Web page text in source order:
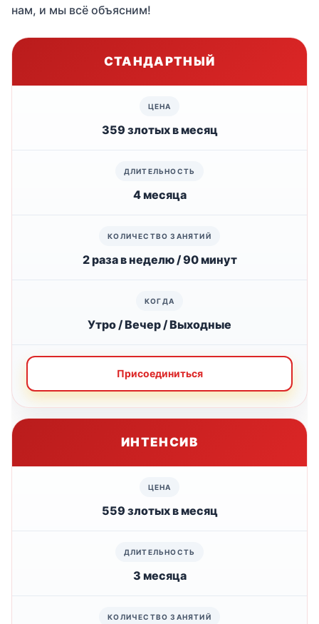
нам, и мы всё объясним!
СТАНДАРТНЫЙ
359 злотых в месяц
4 месяца
2 раза в неделю / 90 минут
Утро / Вечер / Выходные
Присоединиться
ИНТЕНСИВ
559 злотых в месяц
3 месяца